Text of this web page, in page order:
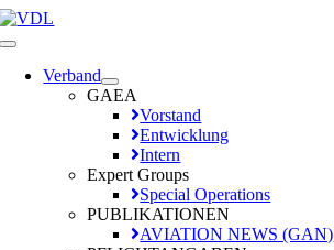
Zum
Inhalt
Toggle
NavigationVerband
GAEA
Vorstand
Entwicklung
Intern
Expert Groups
Special Operations
PUBLIKATIONEN
AVIATION NEWS (GAN)